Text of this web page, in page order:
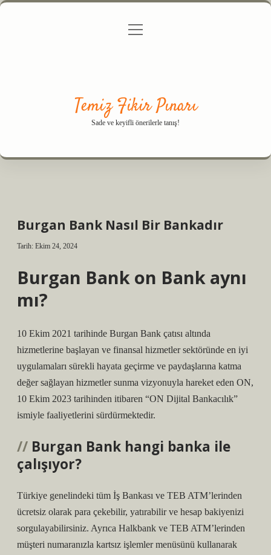
Gizlilik Politikası
menüyü
Temiz Fikir Pınarı
Sade ve keyifli önerilerle tanış!
Burgan Bank Nasıl Bir Bankadır
Tarih: Ekim 24, 2024
Burgan Bank on Bank aynı
mı?
10 Ekim 2021 tarihinde Burgan Bank çatısı altında
hizmetlerine başlayan ve finansal hizmetler sektöründe en iyi
uygulamaları sürekli hayata geçirme ve paydaşlarına katma
değer sağlayan hizmetler sunma vizyonuyla hareket eden ON,
10 Ekim 2023 tarihinden itibaren “ON Dijital Bankacılık”
ismiyle faaliyetlerini sürdürmektedir.
Burgan Bank hangi banka ile
çalışıyor?
Türkiye genelindeki tüm İş Bankası ve TEB ATM’lerinden
ücretsiz olarak para çekebilir, yatırabilir ve hesap bakiyenizi
sorgulayabilirsiniz. Ayrıca Halkbank ve TEB ATM’lerinden
müşteri numaranızla kartsız işlemler menüsünü kullanarak